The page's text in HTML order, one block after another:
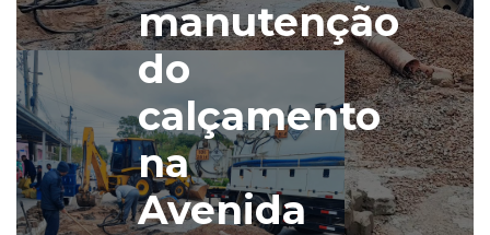
manutenção
do
calçamento
na
Avenida